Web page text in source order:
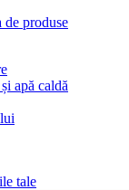
de produse
apă caldă
tale